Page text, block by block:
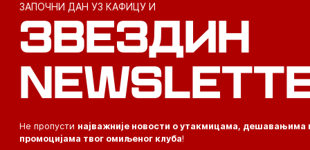
ЗАПОЧНИ ДАН УЗ КАФИЦУ И
ЗВЕЗДИН
Не пропусти најважније новости о утакмицама, дешавањима
промоцијама твог омиљеног клуба!